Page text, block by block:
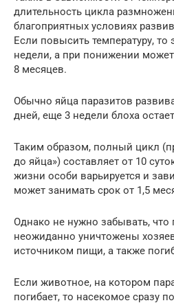
длительность цикла
благоприятных условиях
Если повысить температуру, то
недели, а при понижении
8 месяцев.
Обычно яйца паразитов
дней, еще 3 недели блоха
Таким образом, полный цикл
до яйца») составляет от 10
жизни особи варьируется и
может занимать срок от 1,5
Однако не нужно забывать, что
неожиданно уничтожены
источником пищи, а также
Если животное, на котором
погибает, то насекомое сразу